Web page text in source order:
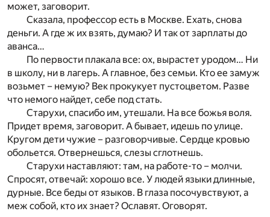
может, заговорит.
Сказала, профессор есть в Москве. Ехать, снова
деньги. А где ж их взять, думаю? И так от зарплаты до
аванса…
По первости плакала все: ох, вырастет уродом… Ни
в школу, ни в лагерь. А главное, без семьи. Кто ее замуж
возьмет – немую? Век прокукует пустоцветом. Разве
что немого найдет, себе под стать.
Старухи, спасибо им, утешали. На все божья воля.
Придет время, заговорит. А бывает, идешь по улице.
Кругом дети чужие – разговорчивые. Сердце кровью
обольется. Отвернешься, слезы сглотнешь.
Старухи наставляют: там, на работе-то – молчи.
Спросят, отвечай: хорошо все. У людей языки длинные,
дурные. Все беды от языков. В глаза посочувствуют, а
меж собой, кто их знает? Ославят. Оговорят.